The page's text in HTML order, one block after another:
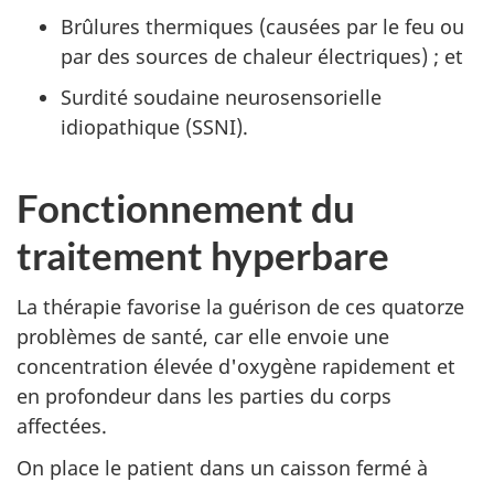
Brûlures thermiques (causées par le feu ou
par des sources de chaleur électriques) ; et
Surdité soudaine neurosensorielle
idiopathique (SSNI).
Fonctionnement du
traitement hyperbare
La thérapie favorise la guérison de ces quatorze
problèmes de santé, car elle envoie une
concentration élevée d'oxygène rapidement et
en profondeur dans les parties du corps
affectées.
On place le patient dans un caisson fermé à